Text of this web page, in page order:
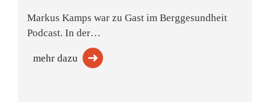
Markus Kamps war zu Gast im Berggesundheit
Podcast. In der…
mehr dazu